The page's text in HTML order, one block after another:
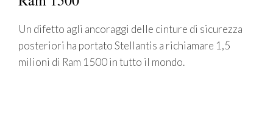
Un difetto agli ancoraggi delle cinture di sicurezza
posteriori ha portato Stellantis a richiamare 1,5
milioni di Ram 1500 in tutto il mondo.